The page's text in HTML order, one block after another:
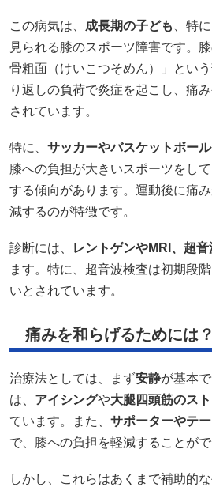
この病気は、 成長期の子ども 、特に
見られる膝のスポーツ障害です。​
骨粗面（けいこつそめん）」とい
り返しの負荷で炎症を起こし、痛
されています。​
特に、 サッカーやバスケットボー
膝への負担が大きいスポーツをし
する傾向があります。​運動後に痛
減するのが特徴です。​
診断には、 レントゲンやMRI、超
ます。​特に、超音波検査は初期段
いとされています。​
痛みを和らげるためには？
治療法としては、まず安静が基本
は、 アイシングや大腿四頭筋のス
ています。​また、 サポーターやテ
で、膝への負担を軽減することがで
しかし、これらはあくまで補助的